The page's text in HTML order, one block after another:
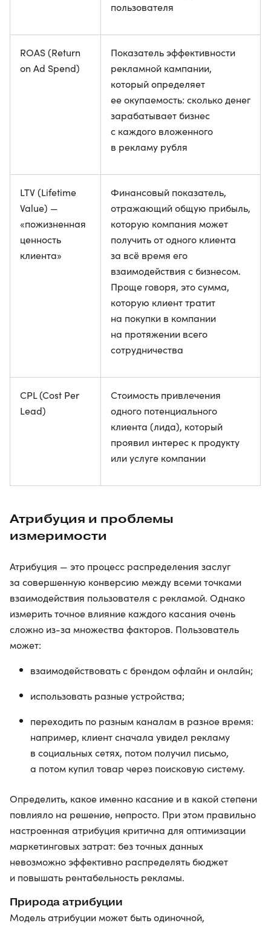
пользователя
ROAS (Return
on Ad Spend)
Показатель эффективности
рекламной кампании,
который определяет
ее окупаемость: сколько денег
зарабатывает бизнес
с каждого вложенного
в рекламу рубля
LTV (Lifetime
Value) —
«пожизненная
ценность
клиента»
Финансовый показатель,
отражающий общую прибыль,
которую компания может
получить от одного клиента
за всё время его
взаимодействия с бизнесом.
Проще говоря, это сумма,
которую клиент тратит
на покупки в компании
на протяжении всего
сотрудничества
CPL (Cost Per
Lead)
Стоимость привлечения
одного потенциального
клиента (лида), который
проявил интерес к продукту
или услуге компании
Атрибуция и проблемы
измеримости
Атрибуция — это процесс распределения заслуг
за совершенную конверсию между всеми точками
взаимодействия пользователя с рекламой. Однако
измерить точное влияние каждого касания очень
сложно из-за множества факторов. Пользователь
может:
взаимодействовать с брендом офлайн и онлайн;
использовать разные устройства;
переходить по разным каналам в разное время:
например, клиент сначала увидел рекламу
в социальных сетях, потом получил письмо,
а потом купил товар через поисковую систему.
Определить, какое именно касание и в какой степени
повлияло на решение, непросто. При этом правильно
настроенная атрибуция критична для оптимизации
маркетинговых затрат: без точных данных
невозможно эффективно распределять бюджет
и повышать рентабельность рекламы.
Природа атрибуции
Модель атрибуции может быть одиночной,